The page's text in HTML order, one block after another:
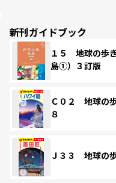
新刊ガイドブック
１５ 地球の歩
島①）３訂版
Ｃ０２ 地球の
８
Ｊ３３ 地球の